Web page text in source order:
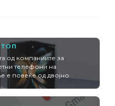
ТОП
од компаниите за
телефони на
е повеќе од двојно